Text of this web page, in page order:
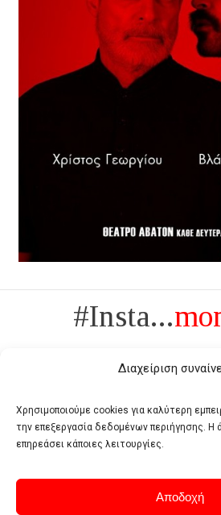
Διαχείριση
Χρησιμοποιούμε cookies για καλύτερη
την επεξεργασία δεδομένων περιήγησης. Η
επηρεάσει κάποιες λειτουργίες.
Αποδοχή
#Insta...
Πολυτέλεια δεν είναι το αντίθετο της